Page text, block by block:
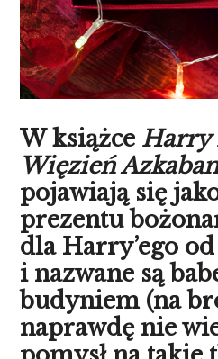
W książce Harry
Więzień
pojawiają się
prezentu
dla Harry’ego
i nazwane są
budyniem (na
naprawdę nie